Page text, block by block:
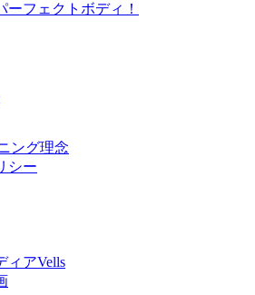
ーフェクトボディ！
ング理念
シー
ィアVells